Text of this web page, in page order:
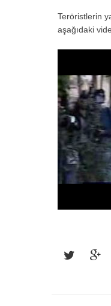
Teröristlerin
aşağıdaki